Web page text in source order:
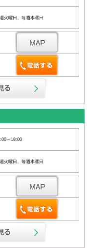
火曜日、毎週水曜日
～18:00
火曜日、毎週水曜日